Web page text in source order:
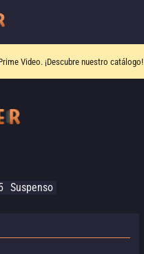
Video. ¡Descubre nuestro catálogo!
Suspenso